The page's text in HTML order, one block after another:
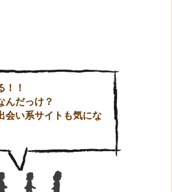
！！
んだっけ？
会い系サイトも気にな